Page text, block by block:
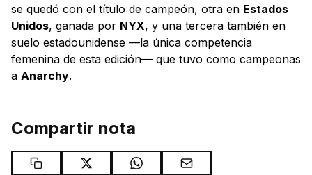
se quedó con el título de campeón, otra en Estados
Unidos, ganada por NYX, y una tercera también en
suelo estadounidense —la única competencia
femenina de esta edición— que tuvo como campeonas
a Anarchy.
Compartir nota